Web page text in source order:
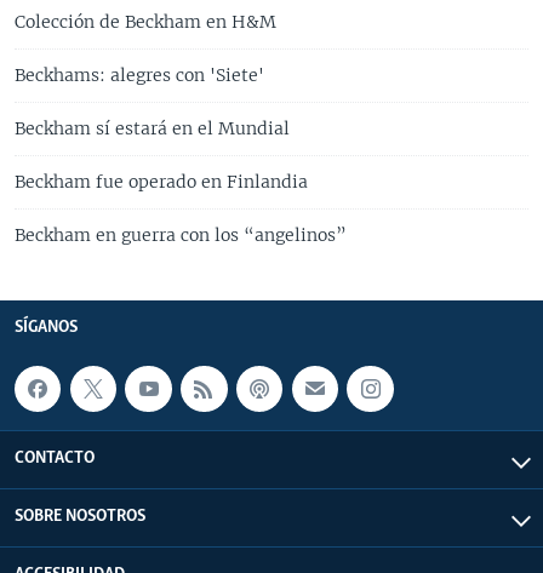
Colección de Beckham en H&M
Beckhams: alegres con 'Siete'
Beckham sí estará en el Mundial
Beckham fue operado en Finlandia
Beckham en guerra con los “angelinos”
SÍGANOS
CONTACTO
SOBRE NOSOTROS